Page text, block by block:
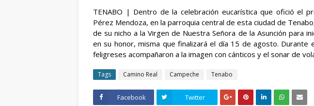
TENABO | Dentro de la celebración eucarística que ofició el
Pérez Mendoza, en la parroquia central de esta ciudad de
de su nicho a la Virgen de Nuestra Señora de la Asunción para
en su honor, misma que finalizará el día 15 de agosto. Durante
feligreses acompañaron a la imagen con cánticos y el sonar de
Tags Camino Real Campeche Tenabo
Facebook Twitter